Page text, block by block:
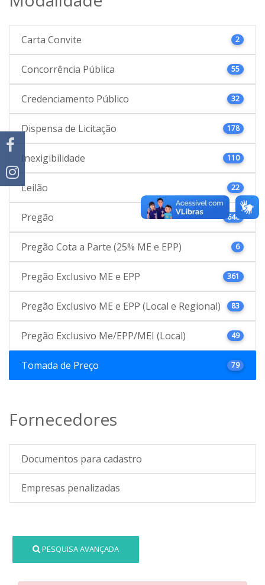
Carta Convite 2
Concorrência Pública 55
Credenciamento Público 32
Dispensa de Licitação 178
Inexigibilidade 110
Leilão 22
Pregão 646
Pregão Cota a Parte (25% ME e EPP) 6
Pregão Exclusivo ME e EPP 361
Pregão Exclusivo ME e EPP (Local e Regional) 83
Pregão Exclusivo Me/EPP/MEI (Local) 49
Tomada de Preço 79
Fornecedores
Documentos para cadastro
Empresas penalizadas
PESQUISA AVANÇADA